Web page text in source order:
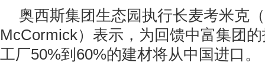
奥西斯集团生态园执行长麦考米克
McCormick）表示，为回馈中富集团
工厂50%到60%的建材将从中国进口。